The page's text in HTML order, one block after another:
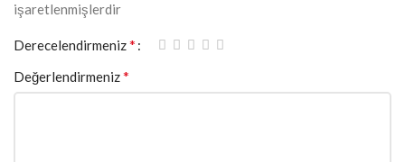
işaretlenmişlerdir
Derecelendirmeniz*
Değerlendirmeniz*